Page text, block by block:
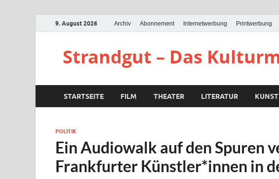
9. August 2026 Archiv Abonnement Internetwerbung Printwerbung
Strandgut – Das
STARTSEITE FILM THEATER LITERATUR KUNST
POLITIK
Ein Audiowalk auf den Spuren
Frankfurter Künstler*innen in